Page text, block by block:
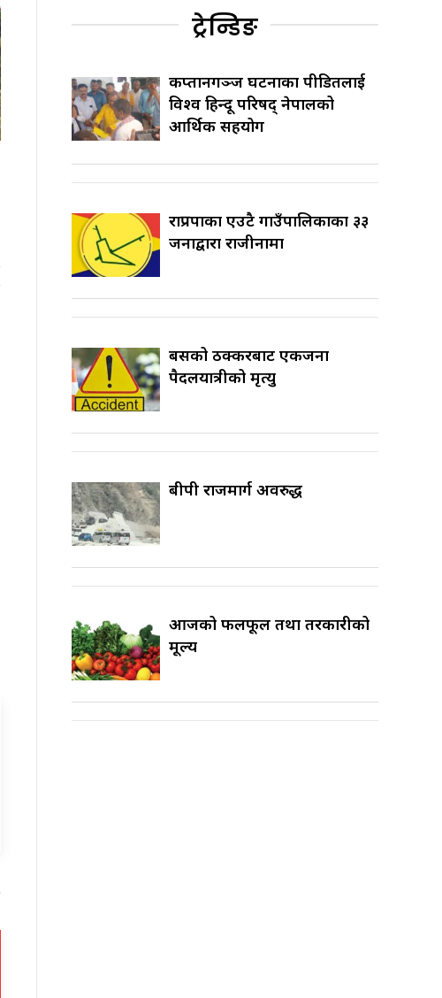
ट्रेन्डिङ
कप्तानगञ्ज घटनाका पीडितलाई
विश्व हिन्दू परिषद् नेपालको
आर्थिक सहयोग
राप्रपाका एउटै गाउँपालिकाका ३३
जनाद्वारा राजीनामा
बसको ठक्करबाट एकजना
पैदलयात्रीको मृत्यु
बीपी राजमार्ग अवरुद्ध
आजको फलफूल तथा तरकारीको
मूल्य